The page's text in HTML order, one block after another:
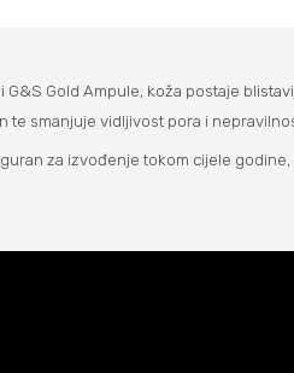
G&S Gold Ampule, koža postaje
te smanjuje vidljivost pora i
za izvođenje tokom cijele